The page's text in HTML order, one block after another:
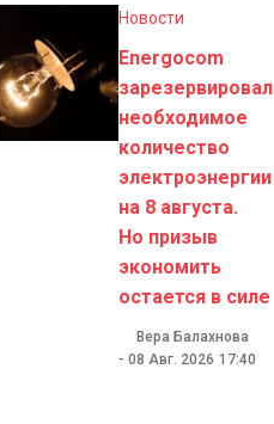
Новости
Energocom
зарезервировал
необходимое
количество
электроэнергии
на 8 августа.
Но призыв
экономить
остается в силе
Вера Балахнова
- 08 Авг. 2026 17:40